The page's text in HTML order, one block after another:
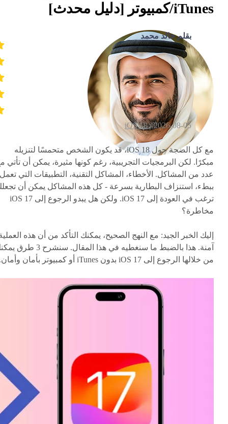
iTunes/كمبيوتر [دليل محدث]
بقلم خالد محمد
2026-08-05 /
iOS 18
مع كل الضجة حول iOS 18، قد يكون الشخص متحمسًا لتنزيله
مبكرًا. لكن البرمجيات التجريبية، رغم كونها مثيرة، يمكن أن تأتي
عدد من المشاكل. الأخطاء، المشاكل التقنية، التطبيقات التي تعمل
ببطء، استنزاف البطارية بسرعة - كل هذه المشاكل يمكن أن
ترغب في العودة إلى iOS 17. ولكن هل يبدو الرجوع إلى iOS 17
مخاطرة؟
إليك الخبر الجيد: مع النهج الصحيح، يمكنك التأكد من أن هذه
آمنة. هذا بالضبط ما سنغطيه في هذا المقال. سنشرح
من خلالها الرجوع إلى iOS 17 بدون iTunes أو كمبيوتر بأمان وأمان.